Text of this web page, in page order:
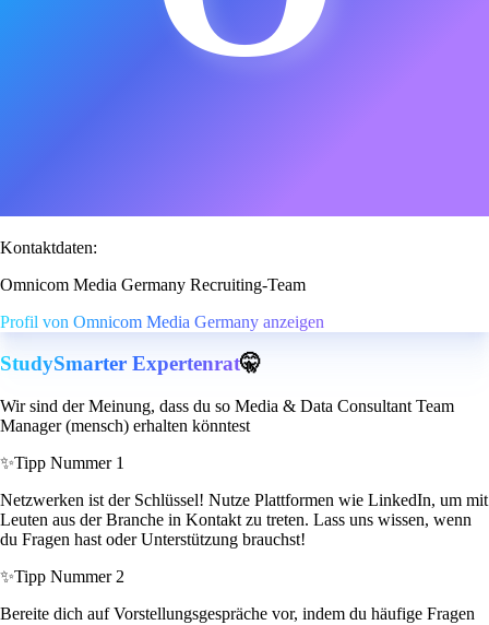
Kontaktdaten:
Omnicom Media Germany Recruiting-Team
Profil von Omnicom Media Germany anzeigen
StudySmarter Expertenrat🤫
Wir sind der Meinung, dass du so Media & Data Consultant Team
Manager (mensch) erhalten könntest
✨Tipp Nummer 1
Netzwerken ist der Schlüssel! Nutze Plattformen wie LinkedIn, um mit
Leuten aus der Branche in Kontakt zu treten. Lass uns wissen, wenn
du Fragen hast oder Unterstützung brauchst!
✨Tipp Nummer 2
Bereite dich auf Vorstellungsgespräche vor, indem du häufige Fragen